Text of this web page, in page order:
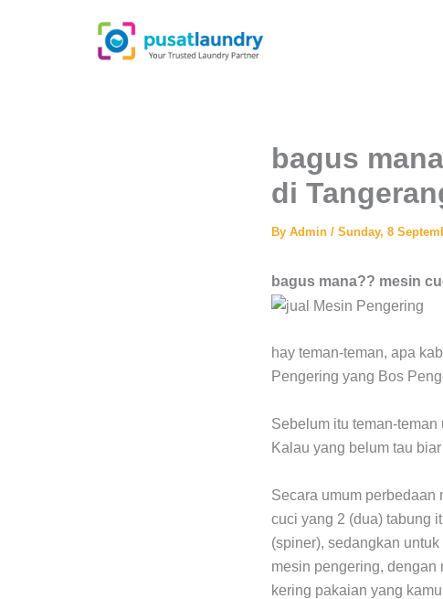
bagus
di
By Admin / Sunday, 8
bagus mana?? mesin
hay teman-teman, apa
Pengering yang Bos
Sebelum itu teman-
Kalau yang belum tau
Secara umum perbedaan
cuci yang 2 (dua) tabung
(spiner), sedangkan
mesin pengering, dengan
kering pakaian yang